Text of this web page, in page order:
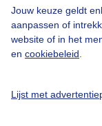
Jouw keuze geldt
aanpassen of
website of in het
en cookiebeleid
Lijst met
Cookie beleid
Privacy
Gratis weerdata
@BuienradarNL